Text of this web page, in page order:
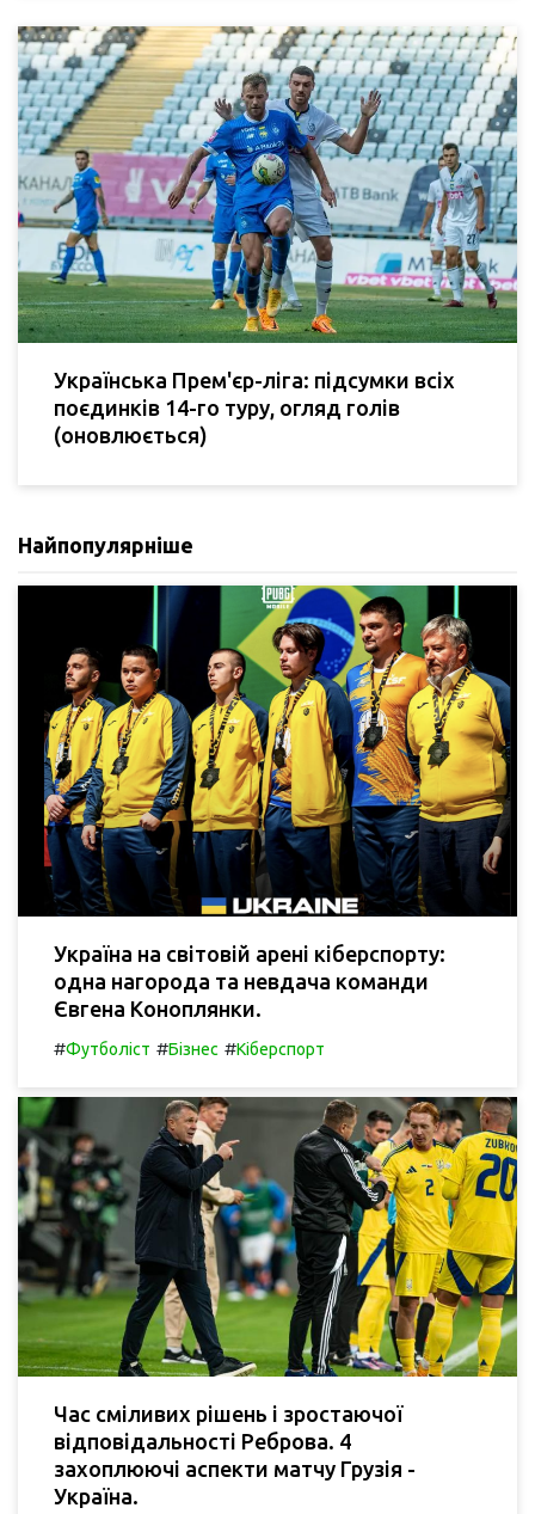
Українська Прем'єр-ліга: підсумки всіх
поєдинків 14-го туру, огляд голів
(оновлюється)
Найпопулярніше
Україна на світовій арені кіберспорту:
одна нагорода та невдача команди
Євгена Коноплянки.
#Футболіст #Бізнес #Кіберспорт
Час сміливих рішень і зростаючої
відповідальності Реброва. 4
захоплюючі аспекти матчу Грузія -
Україна.